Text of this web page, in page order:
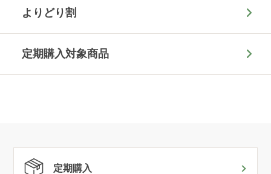
よりどり割
定期購入対象商品
定期購入